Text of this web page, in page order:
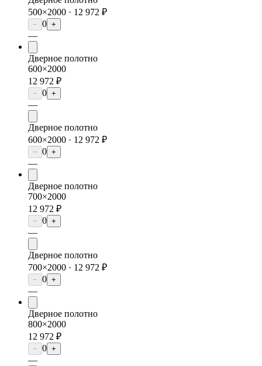
500×2000 · 12 972 ₽
− 0 +
—
Дверное полотно
600×2000
12 972 ₽
− 0 +
—
Дверное полотно
600×2000 · 12 972 ₽
− 0 +
—
Дверное полотно
700×2000
12 972 ₽
− 0 +
—
Дверное полотно
700×2000 · 12 972 ₽
− 0 +
—
Дверное полотно
800×2000
12 972 ₽
− 0 +
—